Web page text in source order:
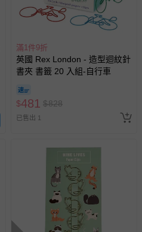
滿1件9折
英國 Rex London - 造型迴紋針
書夾 書籤 20 入組-自行車
$481 $828
已售出 1